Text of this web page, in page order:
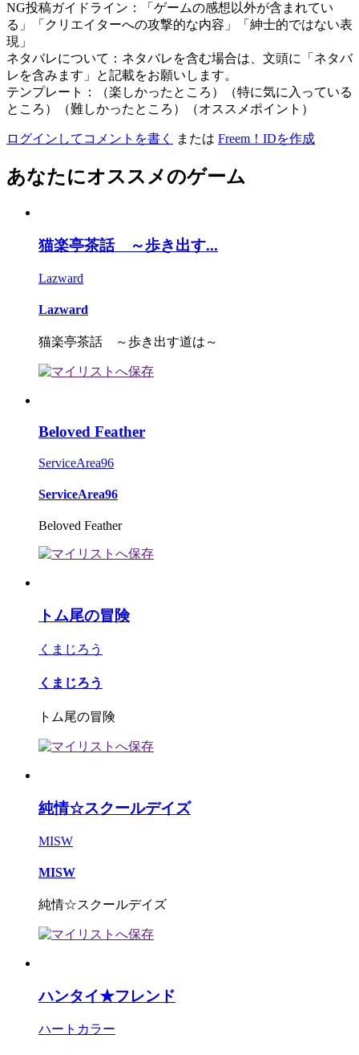
NG投稿ガイドライン：「ゲームの感想以外が含まれてい
る」「クリエイターへの攻撃的な内容」「紳士的ではない表
現」
ネタバレについて：ネタバレを含む場合は、文頭に「ネタバ
レを含みます」と記載をお願いします。
テンプレート：（楽しかったところ）（特に気に入っている
ところ）（難しかったところ）（オススメポイント）
ログインしてコメントを書く または Freem！IDを作成
あなたにオススメのゲーム
猫楽亭茶話 ～歩き出す...
Lazward
Lazward
猫楽亭茶話 ～歩き出す道は～
Beloved Feather
ServiceArea96
ServiceArea96
Beloved Feather
トム尾の冒険
くまじろう
くまじろう
トム尾の冒険
純情☆スクールデイズ
MISW
MISW
純情☆スクールデイズ
ハンタイ★フレンド
ハートカラー